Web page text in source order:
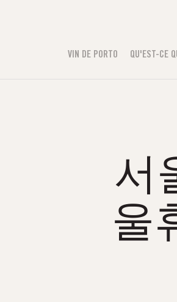
VIN DE PORTO QU'EST-CE
서
울